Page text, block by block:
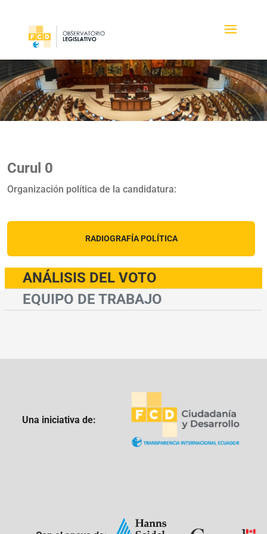
Curul 0
Organización política de la candidatura:
RADIOGRAFÍA POLÍTICA
ANÁLISIS DEL VOTO
EQUIPO DE TRABAJO
Una iniciativa de: